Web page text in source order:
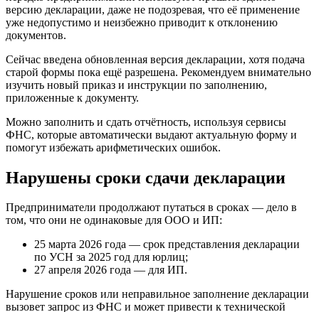
версию декларации, даже не подозревая, что её применение
уже недопустимо и неизбежно приводит к отклонению
документов.
Сейчас введена обновленная версия декларации, хотя подача
старой формы пока ещё разрешена. Рекомендуем внимательно
изучить новый приказ и инструкции по заполнению,
приложенные к документу.
Можно заполнить и сдать отчётность, используя сервисы
ФНС, которые автоматически выдают актуальную форму и
помогут избежать арифметических ошибок.
Нарушены сроки сдачи декларации
Предприниматели продолжают путаться в сроках — дело в
том, что они не одинаковые для ООО и ИП:
25 марта 2026 года — срок представления декларации
по УСН за 2025 год для юрлиц;
27 апреля 2026 года — для ИП.
Нарушение сроков или неправильное заполнение декларации
вызовет запрос из ФНС и может привести к технической